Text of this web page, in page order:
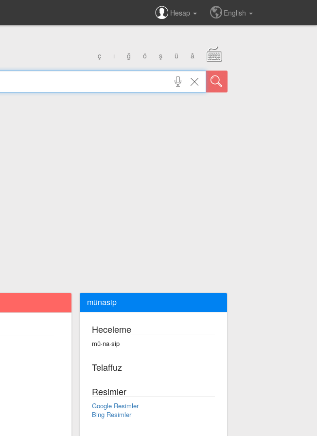
Hesap English
ç ı ğ ö ş ü â
münasip
Heceleme
mü·na·sip
Telaffuz
Resimler
Google Resimler
Bing Resimler